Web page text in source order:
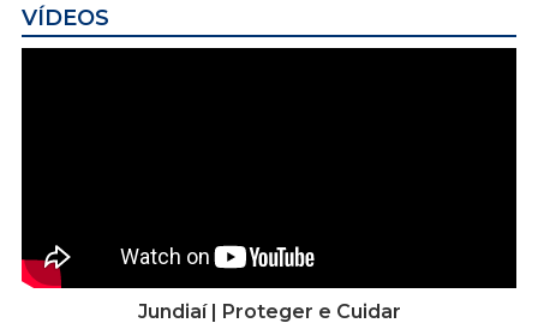
VÍDEOS
Jundiaí | Proteger e Cuidar